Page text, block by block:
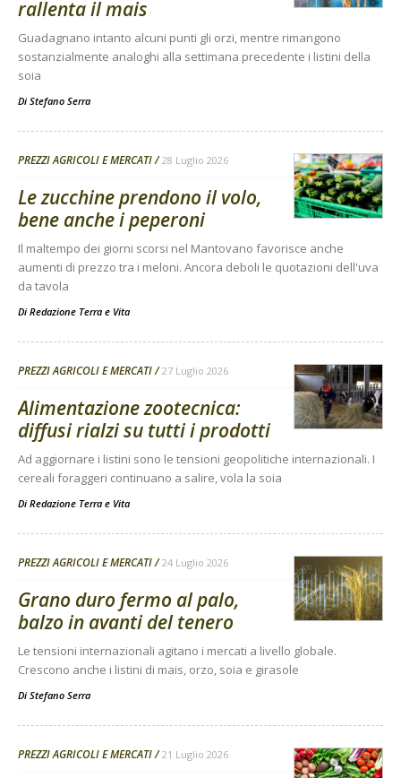
rallenta il mais
Guadagnano intanto alcuni punti gli orzi, mentre rimangono
sostanzialmente analoghi alla settimana precedente i listini della
soia
Di Stefano Serra
PREZZI AGRICOLI E MERCATI 28 Luglio 2026
Le zucchine prendono il volo,
bene anche i peperoni
Il maltempo dei giorni scorsi nel Mantovano favorisce anche
aumenti di prezzo tra i meloni. Ancora deboli le quotazioni dell'uva
da tavola
Di Redazione Terra e Vita
PREZZI AGRICOLI E MERCATI 27 Luglio 2026
Alimentazione zootecnica:
diffusi rialzi su tutti i prodotti
Ad aggiornare i listini sono le tensioni geopolitiche internazionali. I
cereali foraggeri continuano a salire, vola la soia
Di Redazione Terra e Vita
PREZZI AGRICOLI E MERCATI 24 Luglio 2026
Grano duro fermo al palo,
balzo in avanti del tenero
Le tensioni internazionali agitano i mercati a livello globale.
Crescono anche i listini di mais, orzo, soia e girasole
Di Stefano Serra
PREZZI AGRICOLI E MERCATI 21 Luglio 2026